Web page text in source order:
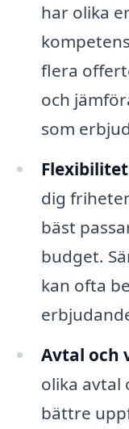
har olika
flera
och
som
dig
bäst
budget.
kan ofta
Avtal och
olika avtal
bättre